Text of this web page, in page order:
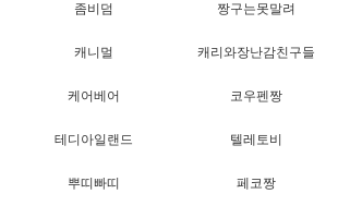
좀비덤 짱구는못말려
캐니멀 캐리와장난감친구들
케어베어 코우펜짱
테디아일랜드 텔레토비
뿌띠빠띠 페코짱